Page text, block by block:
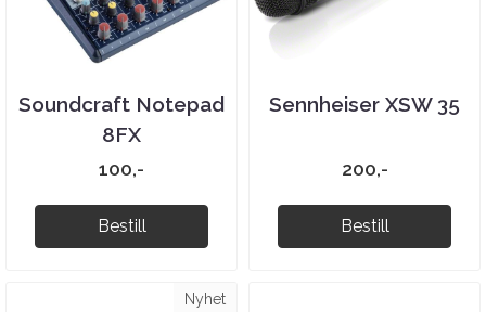
Soundcraft Notepad
8FX
100,-
Bestill
Sennheiser XSW 35
200,-
Bestill
Nyhet